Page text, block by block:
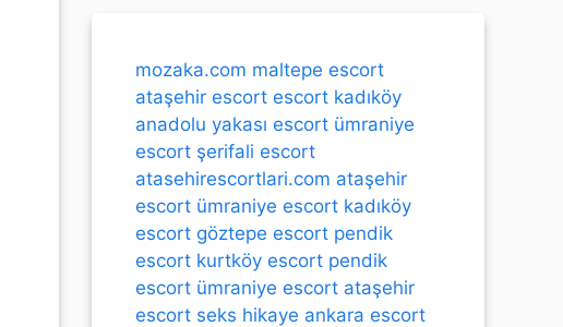
mozaka.com maltepe escort
ataşehir escort escort kadıköy
anadolu yakası escort ümraniye
escort şerifali escort
atasehirescortlari.com ataşehir
escort ümraniye escort kadıköy
escort göztepe escort pendik
escort kurtköy escort pendik
escort ümraniye escort ataşehir
escort seks hikaye ankara escort